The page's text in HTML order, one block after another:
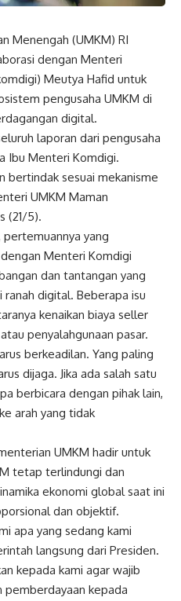
Menengah (UMKM) RI
dengan Menteri
Meutya Hafid untuk
pengusaha UMKM di
digital.
laporan dari pengusaha
Ibu Menteri Komdigi.
bertindak sesuai mekanisme
UMKM Maman
(21/5).
yang
Menteri Komdigi
dan tantangan yang
ranah digital. Beberapa isu
kenaikan biaya seller
penyalahgunaan pasar.
berkeadilan. Yang paling
dijaga. Jika ada salah satu
berbicara dengan pihak lain,
arah yang tidak
UMKM hadir untuk
tetap terlindungi dan
ekonomi global saat ini
dan objektif.
apa yang sedang kami
langsung dari Presiden.
kepada kami agar wajib
pemberdayaan kepada